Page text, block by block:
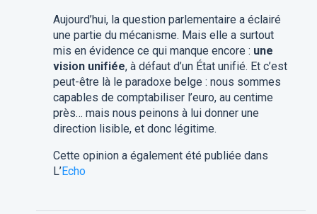
Aujourd’hui, la question parlementaire a éclairé
une partie du mécanisme. Mais elle a surtout
mis en évidence ce qui manque encore : une
vision unifiée, à défaut d’un État unifié. Et c’est
peut-être là le paradoxe belge : nous sommes
capables de comptabiliser l’euro, au centime
près… mais nous peinons à lui donner une
direction lisible, et donc légitime.
Cette opinion a également été publiée dans
L’Echo